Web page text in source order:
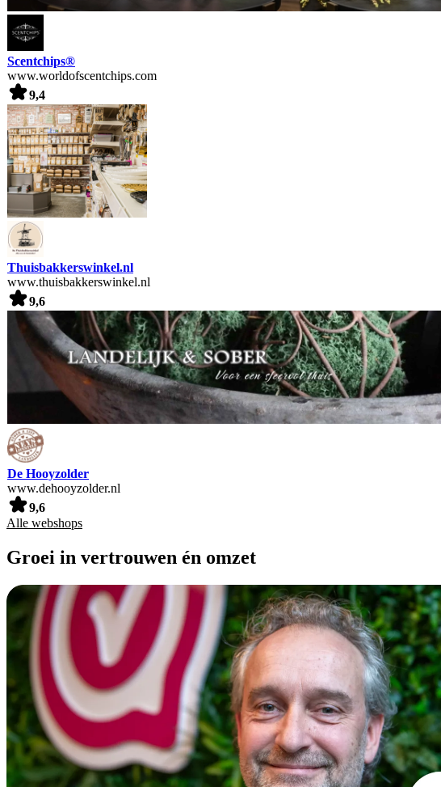
Scentchips®
www.worldofscentchips.com
9,4
Thuisbakkerswinkel.nl
www.thuisbakkerswinkel.nl
9,6
De Hooyzolder
www.dehooyzolder.nl
9,6
Alle webshops
Groei in vertrouwen én omzet